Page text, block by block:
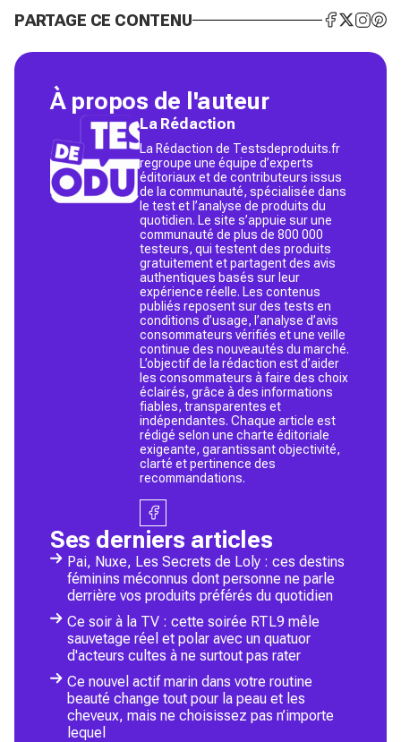
PARTAGE CE CONTENU
À propos de l'auteur
La Rédaction
La Rédaction de Testsdeproduits.fr
regroupe une équipe d’experts
éditoriaux et de contributeurs issus
de la communauté, spécialisée dans
le test et l’analyse de produits du
quotidien. Le site s’appuie sur une
communauté de plus de 800 000
testeurs, qui testent des produits
gratuitement et partagent des avis
authentiques basés sur leur
expérience réelle. Les contenus
publiés reposent sur des tests en
conditions d’usage, l’analyse d’avis
consommateurs vérifiés et une veille
continue des nouveautés du marché.
L’objectif de la rédaction est d’aider
les consommateurs à faire des choix
éclairés, grâce à des informations
fiables, transparentes et
indépendantes. Chaque article est
rédigé selon une charte éditoriale
exigeante, garantissant objectivité,
clarté et pertinence des
recommandations.
Ses derniers articles
Pai, Nuxe, Les Secrets de Loly : ces destins
féminins méconnus dont personne ne parle
derrière vos produits préférés du quotidien
Ce soir à la TV : cette soirée RTL9 mêle
sauvetage réel et polar avec un quatuor
d'acteurs cultes à ne surtout pas rater
Ce nouvel actif marin dans votre routine
beauté change tout pour la peau et les
cheveux, mais ne choisissez pas n’importe
lequel